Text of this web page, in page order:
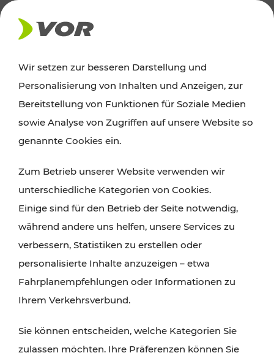
AKTUELLES
Ausflugstipps
Wien, Niederösterreich und das Burgenland
Wanderungen, Kultur und Gastronomie,
Radtouren oder purer Naturgenuss – viele
Attraktionen sind mit den Ticket- und Fahrplan-
Angeboten des VOR gut und schnell erreichbar.
Wir setzen zur besseren Darstellung und
Personalisierung von Inhalten und Anzeigen, zur
Bereitstellung von Funktionen für Soziale Medien
sowie Analyse von Zugriffen auf unsere Website so
genannte Cookies ein.
Zum Betrieb unserer Website verwenden wir
unterschiedliche Kategorien von Cookies.
Einige sind für den Betrieb der Seite notwendig,
während andere uns helfen, unsere Services zu
verbessern, Statistiken zu erstellen oder
personalisierte Inhalte anzuzeigen – etwa
Fahrplanempfehlungen oder Informationen zu
Ihrem Verkehrsverbund.
Sie können entscheiden, welche Kategorien Sie
zulassen möchten. Ihre Präferenzen können Sie